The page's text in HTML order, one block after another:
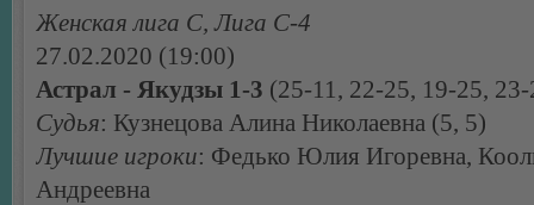
Женская лига С, Лига С-4
27.02.2020 (19:00)
Астрал - Якудзы 1-3 (25-11, 22-25, 19-25,
Судья: Кузнецова Алина Николаевна (5, 5)
Лучшие игроки: Федько Юлия Игоревна,
Андреевна